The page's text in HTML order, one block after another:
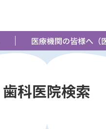
医療機関の皆様へ（
歯科医院検索